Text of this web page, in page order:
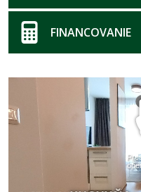
FINANCOVANIE